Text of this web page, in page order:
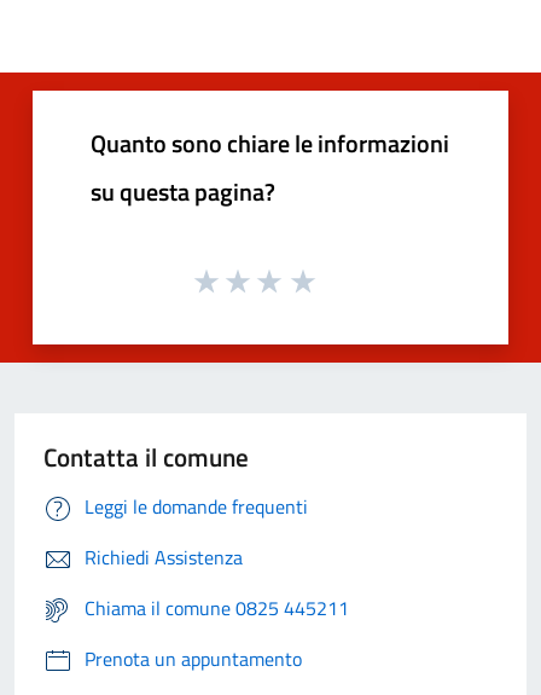
Quanto sono chiare le informazioni
su questa pagina?
Contatta il comune
Leggi le domande frequenti
Richiedi Assistenza
Chiama il comune 0825 445211
Prenota un appuntamento